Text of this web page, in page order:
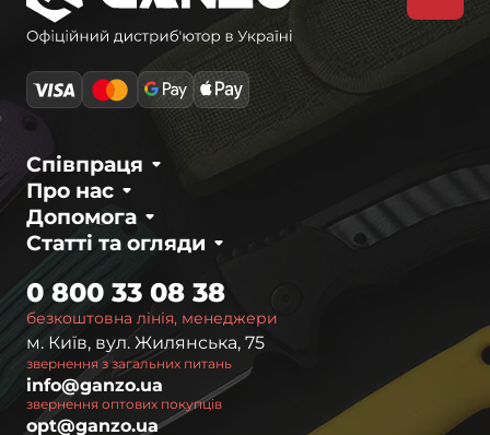
Про нас
Співпраця
Статті та огляди
Допомога
безкоштовна лінія, менеджери
0 800 33 08 38
м. Київ, вул. Жилянська, 75
звернення з загальних питань
info@ganzo.ua
звернення оптових покупців
opt@ganzo.ua